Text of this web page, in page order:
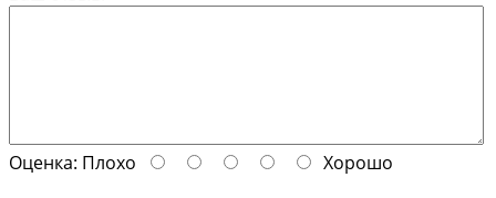
Оценка: Плохо
Хорошо